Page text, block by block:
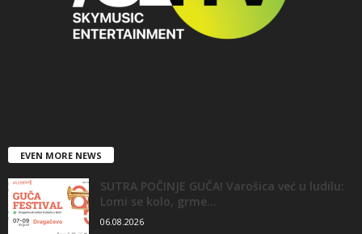
EVEN MORE NEWS
SUTRA POČINJE GUČA! Varošica već u ludilu:
Lomi se kolo, grme...
06.08.2026